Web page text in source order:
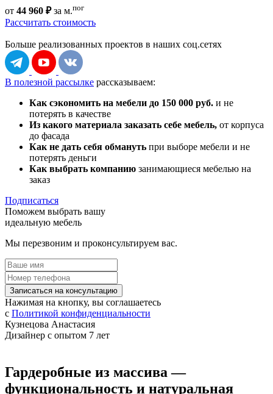
от 44 960 ₽за м.пог
Рассчитать стоимость
Больше реализованных проектов в наших соц.сетях
В полезной рассылке рассказываем:
Как сэкономить на мебели до 150 000 руб. и не
потерять в качестве
Из какого материала заказать себе мебель, от корпуса
до фасада
Как не дать себя обмануть при выборе мебели и не
потерять деньги
Как выбрать компанию занимающиеся мебелью на
заказ
Подписаться
Поможем выбрать вашу
идеальную мебель
Мы перезвоним и проконсультируем вас.
Записаться на консультацию
Нажимая на кнопку, вы соглашаетесь
с Политикой конфиденциальности
Кузнецова Анастасия
Дизайнер с опытом 7 лет
Гардеробные из массива —
функциональность и натуральная